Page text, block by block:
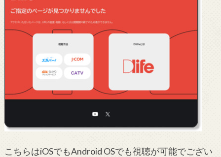
こちらはiOSでもAndroid OSでも視聴が可能でござい